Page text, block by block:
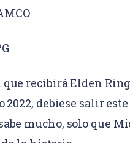
recibirá Elden
2022, debiese salir
mucho, solo que